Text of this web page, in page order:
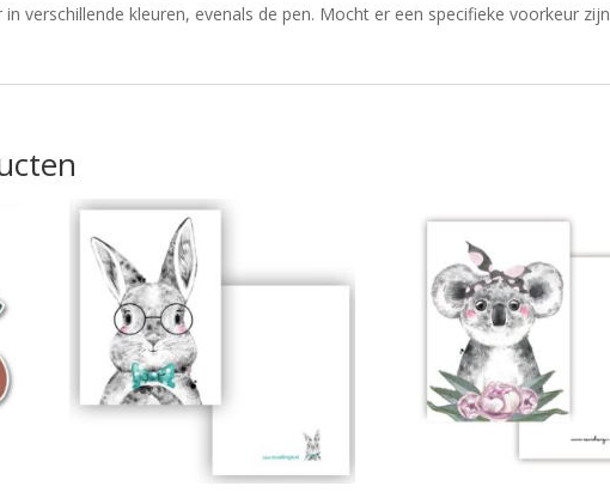
verschillende kleuren, evenals de pen. Mocht er een specifieke voorkeur